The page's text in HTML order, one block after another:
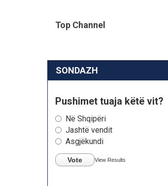
Top Channel
SONDAZH
Pushimet tuaja këtë vit?
Në Shqipëri
Jashtë vendit
Asgjëkundi
Vote View Results